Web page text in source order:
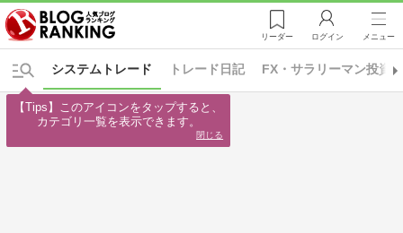
リーダー ログイン メニュー
トレード日記 FX・サラリーマン投資
システムトレード
【Tips】このアイコンをタップすると、
カテゴリ一覧を表示できます。
閉じる